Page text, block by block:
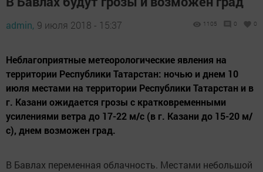
admin, 9 июля 2018 - 15:37 1105 0 0
Неблагоприятные метеорологические явления на
территории Республики Татарстан: ночью и днем 10
июля местами на территории Республики Татарстан и в
г. Казани ожидается грозы с кратковременными
усилениями ветра до 17-22 м/с (в г. Казани до 15-20 м/
с), днем возможен град.
В Бавлах переменная облачность. Местами небольшой